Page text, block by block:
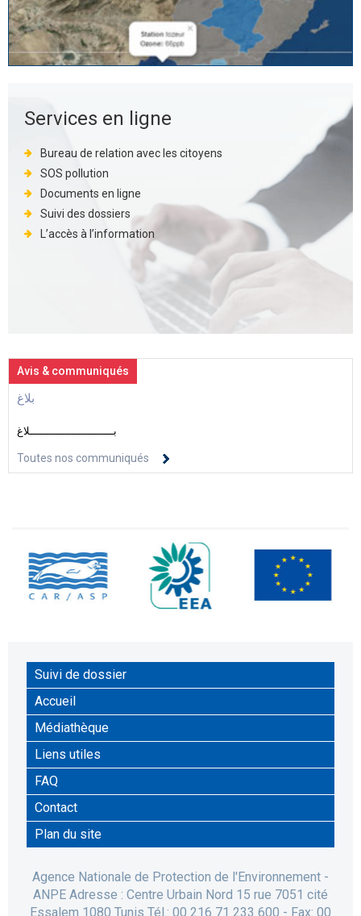
Services en ligne
Bureau de relation avec les citoyens
SOS pollution
Documents en ligne
Suivi des dossiers
L’accès à l’information
Avis & communiqués
بلاغ
بــــــــــــــــــــــــــلاغ
Toutes nos communiqués
Suivi de dossier
Accueil
Médiathèque
Liens utiles
FAQ
Contact
Plan du site
Agence Nationale de Protection de l'Environnement -
ANPE Adresse : Centre Urbain Nord 15 rue 7051 cité
Essalem 1080 Tunis Tél.: 00 216 71 233 600 - Fax: 00